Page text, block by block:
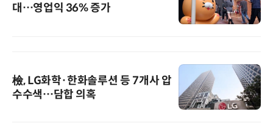
대…영업익 36% 증가
檢, LG화학·한화솔루션 등 7개사 압
수수색…담합 의혹